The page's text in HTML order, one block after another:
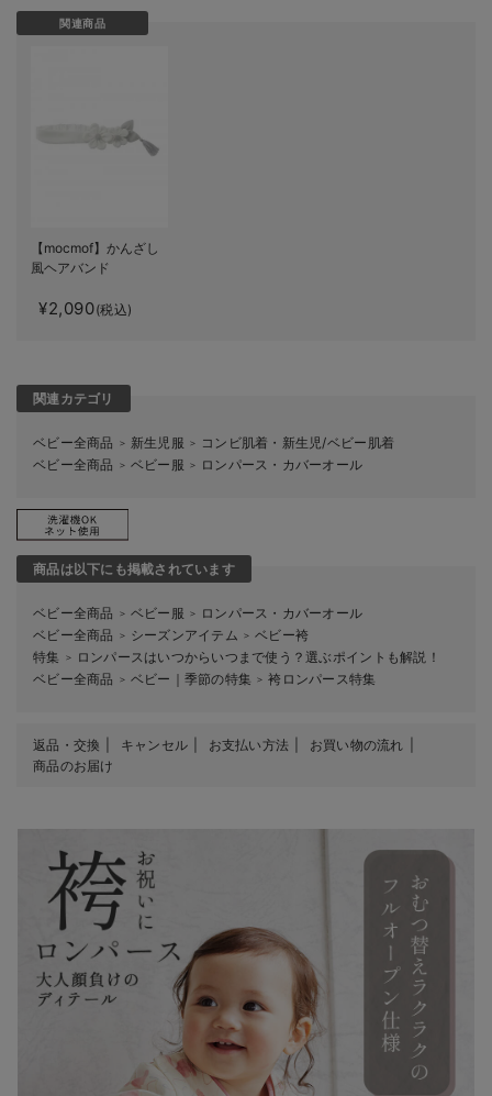
関連商品
【mocmof】かんざし
風ヘアバンド
¥2,090(税込)
関連カテゴリ
ベビー全商品 ＞ 新生児服 ＞
コンビ肌着・新生児/ベビー肌着
ベビー全商品
＞ ベビー服 ＞ ロンパース・カバーオール
商品は以下にも掲載されています
ベビー全商品 ＞ ベビー服 ＞
ロンパース・カバーオール
ベビー全商品
＞ シーズンアイテム ＞ ベビー袴
特集
＞
ロンパースはいつからいつまで使う？選ぶポイントも解説！
ベビー全商品
＞ ベビー｜季節の特集 ＞ 袴ロンパース特集
返品・交換 キャンセル お支払い方法
お買い物の流れ
商品のお届け